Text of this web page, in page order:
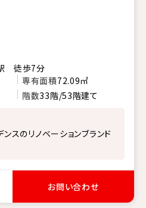
駅 徒歩7分
専有面積72.09㎡
階数33階/53階建て
ンスのリノベーションブランド
お問い合わせ